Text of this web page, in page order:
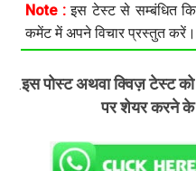
Note :इस टेस्ट से सम्बंधित
कमेंट में अपने विचार प्रस्तुत करें।
.इस पोस्ट अथवा क्विज़ टेस्ट
पर शेयर करने के